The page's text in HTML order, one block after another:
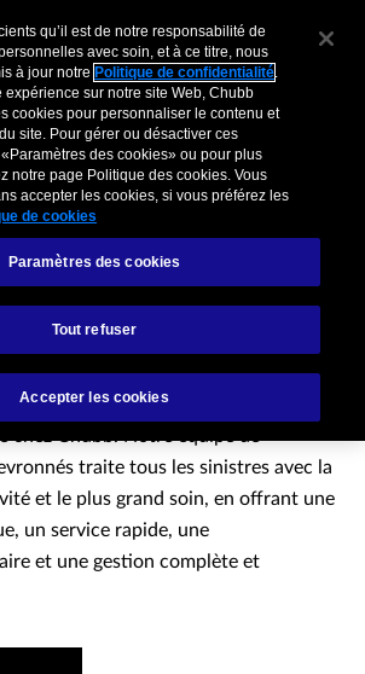
indemnisation
et entreprise de toute taille,
de la meilleure qualité de service dès
chez Chubb. Notre équipe de
traite tous les sinistres avec la
et le plus grand soin, en offrant une
un service rapide, une
et une gestion complète et
qu’il est de notre responsabilité de
avec soin, et à ce titre, nous
à jour notre Politique de confidentialité.
expérience sur notre site Web, Chubb
cookies pour personnaliser le contenu et
site. Pour gérer ou désactiver ces
des cookies» ou pour plus
notre page Politique des cookies. Vous
accepter les cookies, si vous préférez les
de cookies
Paramètres des cookies
Tout refuser
Accepter les cookies